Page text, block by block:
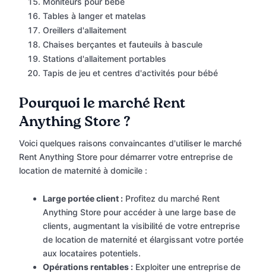
Tables à langer et matelas
Oreillers d'allaitement
Chaises berçantes et fauteuils à bascule
Stations d'allaitement portables
Tapis de jeu et centres d'activités pour bébé
Pourquoi le marché Rent
Anything Store ?
Voici quelques raisons convaincantes d'utiliser le marché
Rent Anything Store pour démarrer votre entreprise de
location de maternité à domicile :
Large portée client : Profitez du marché Rent
Anything Store pour accéder à une large base de
clients, augmentant la visibilité de votre entreprise
de location de maternité et élargissant votre portée
aux locataires potentiels.
Opérations rentables : Exploiter une entreprise de